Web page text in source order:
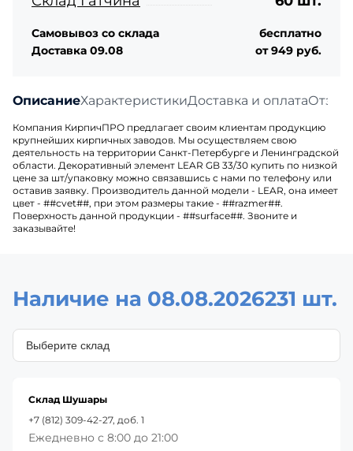
ОписаниеХарактеристикиДоставка и оплата
Компания КирпичПРО предлагает своим клиентам продукцию
крупнейших кирпичных заводов. Мы осуществляем свою
деятельность на территории Санкт-Петербурге и Ленинградской
области. Декоративный элемент LEAR GB 33/30 купить по низкой
цене за шт/упаковку можно связавшись с нами по телефону или
оставив заявку. Производитель данной модели - LEAR, она имеет
цвет - ##cvet##, при этом размеры такие - ##razmer##.
Поверхность данной продукции - ##surface##. Звоните и
заказывайте!
Самовывоз со склада
бесплатно
Доставка 09.08
от 949 руб.
Наличие на 08.08.2026231 шт.
Склад Шушары
+7 (812) 309-42-27, доб. 1
Ежедневно с 8:00 до 21:00